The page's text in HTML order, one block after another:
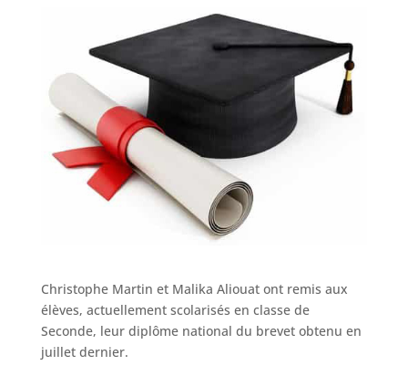
Christophe Martin et Malika Aliouat ont remis aux
élèves, actuellement scolarisés en classe de
Seconde, leur diplôme national du brevet obtenu en
juillet dernier.